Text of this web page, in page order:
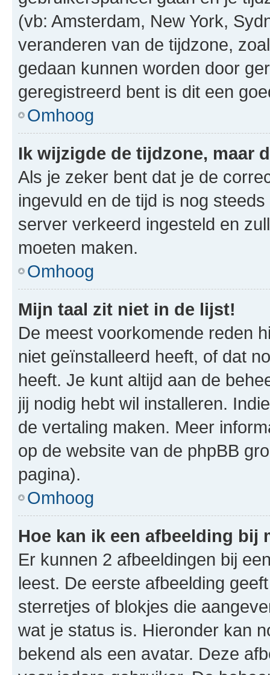
(vb: Amsterdam, New York,
veranderen van de tijdzone,
gedaan kunnen worden door
geregistreerd bent is dit een
Omhoog
Ik wijzigde de tijdzone, maar
Als je zeker bent dat je de
ingevuld en de tijd is nog
server verkeerd ingesteld en
moeten maken.
Omhoog
Mijn taal zit niet in de lijst!
De meest voorkomende reden
niet geïnstalleerd heeft, of dat
heeft. Je kunt altijd aan de
jij nodig hebt wil installeren.
de vertaling maken. Meer
op de website van de phpBB
pagina).
Omhoog
Hoe kan ik een afbeelding bij
Er kunnen 2 afbeeldingen bij
leest. De eerste afbeelding
sterretjes of blokjes die
wat je status is. Hieronder kan
bekend als een avatar. Deze